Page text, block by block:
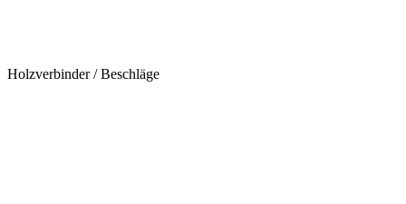
Holzverbinder / Beschläge